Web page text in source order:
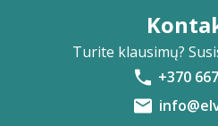
Turite klausimų?
+370